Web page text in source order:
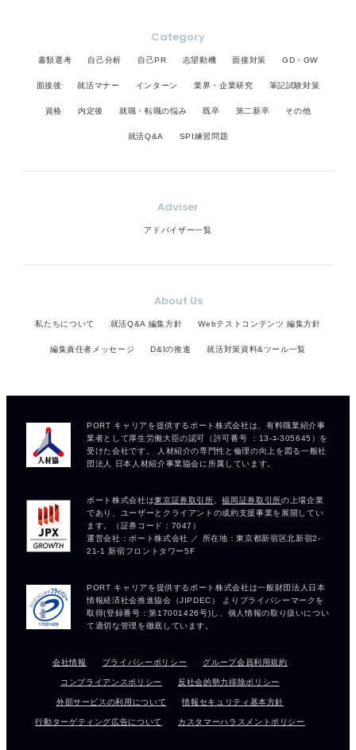
Category
書類選考 自己分析 自己PR 志望動機 面接対策 GD・GW
面接後 就活マナー インターン 業界・企業研究 筆記試験対策
資格 内定後 就職・転職の悩み 既卒 第二新卒 その他
就活Q&A SPI練習問題
Adviser
アドバイザー一覧
About Us
私たちについて 就活Q&A 編集方針 Webテストコンテンツ 編集方針
編集責任者メッセージ D&Iの推進 就活対策資料&ツール一覧
会社情報 プライバシーポリシー グループ会員利用規約
コンプライアンスポリシー 反社会的勢力排除ポリシー
外部サービスの利用について 情報セキュリティ基本方針
行動ターゲティング広告について カスタマーハラスメントポリシー